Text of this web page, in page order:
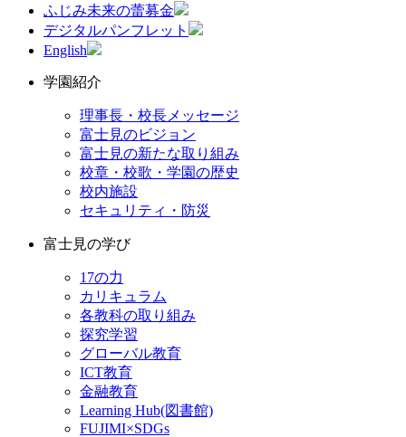
ふじみ未来の蕾募金
デジタルパンフレット
English
学園紹介
理事長・校長メッセージ
富士見のビジョン
富士見の新たな取り組み
校章・校歌・学園の歴史
校内施設
セキュリティ・防災
富士見の学び
17の力
カリキュラム
各教科の取り組み
探究学習
グローバル教育
ICT教育
金融教育
Learning Hub(図書館)
FUJIMI×SDGs